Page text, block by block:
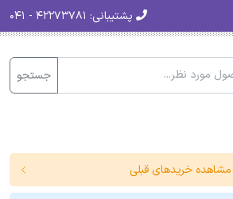
پشتیبانی:
جستجو
مشاهده خریدهای قبلی